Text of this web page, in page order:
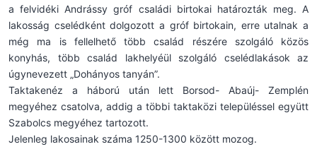
a felvidéki Andrássy gróf családi birtokai határozták meg. A
lakosság cselédként dolgozott a gróf birtokain, erre utalnak a
még ma is fellelhető több család részére szolgáló közös
konyhás, több család lakhelyéül szolgáló cselédlakások az
úgynevezett „Dohányos tanyán”.
Taktakenéz a háború után lett Borsod- Abaúj- Zemplén
megyéhez csatolva, addig a többi taktaközi településsel együtt
Szabolcs megyéhez tartozott.
Jelenleg lakosainak száma 1250-1300 között mozog.